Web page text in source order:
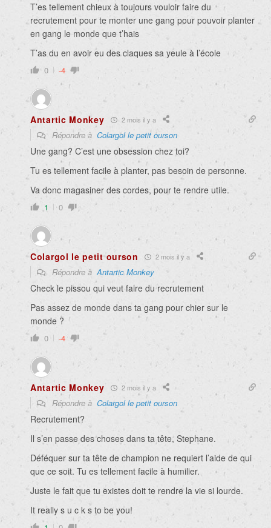
T’es tellement chieux à toujours vouloir faire du
recrutement pour te monter une gang pour pouvoir planter
en gang le monde que t’hais
T’as du en avoir eu des claques sa yeule à l’école
0 -4
Antartic Monkey 2 mois il y a
Répondre à Colargol le petit ourson
Une gang? C’est une obsession chez toi?
Tu es tellement facile à planter, pas besoin de personne.
Va donc magasiner des cordes, pour te rendre utile.
1 0
Colargol le petit ourson 2 mois il y a
Répondre àAntartic Monkey
Check le pissou qui veut faire du recrutement
Pas assez de monde dans ta gang pour chier sur le
monde ?
0 -4
Antartic Monkey 2 mois il y a
Répondre à Colargol le petit ourson
Recrutement?
Il s’en passe des choses dans ta tête, Stephane.
Déféquer sur ta tête de champion ne requiert l’aide de qui
que ce soit. Tu es tellement facile à humilier.
Juste le fait que tu existes doit te rendre la vie si lourde.
It really s u c k s to be you!